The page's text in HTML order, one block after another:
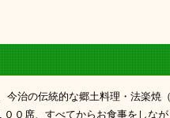
治の伝統的な郷土料理・法楽焼
０席、すべてからお食事をしな